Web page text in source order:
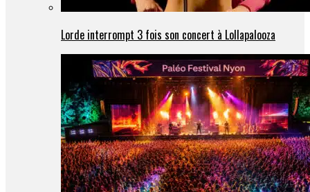
Lorde interrompt 3 fois son concert à Lollapalooza